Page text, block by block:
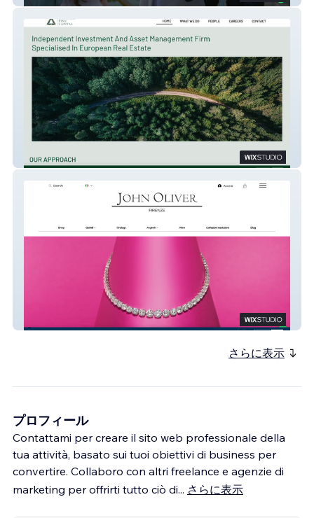
EmeraldPine Capital
さらに表示
プロフィール
Contattami per creare il sito web professionale della
tua attività, basato sui tuoi obiettivi di business per
convertire. Collaboro con altri freelance e agenzie di
marketing per offrirti tutto ciò di... さらに表示